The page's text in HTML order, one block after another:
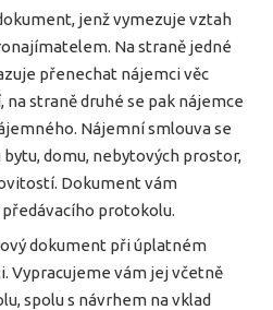
jenž vymezuje vztah
Na straně jedné
přenechat nájemci věc
na straně druhé se pak nájemce
Nájemní smlouva se
domu, nebytových prostor,
Dokument vám
protokolu.
dokument při úplatném
Vypracujeme vám jej včetně
spolu s návrhem na vklad